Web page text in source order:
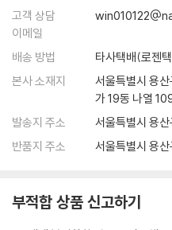
고객 상담
이메일
배송 방법
타사택배(로젠
본사 소재지
서울특별시 용
가 19동 나열
발송지 주소
서울특별시 용
반품지 주소
서울특별시 용
부적합 상품 신고하기